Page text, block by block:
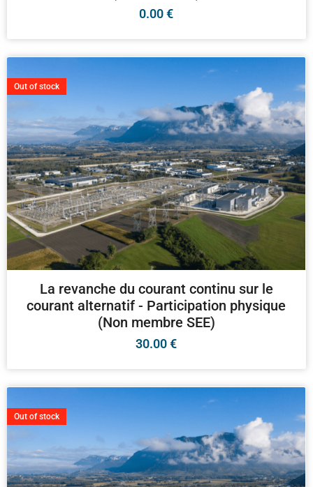
0.00€
Out of stock
La revanche du courant continu sur le
courant alternatif - Participation physique
(Non membre SEE)
30.00€
Out of stock